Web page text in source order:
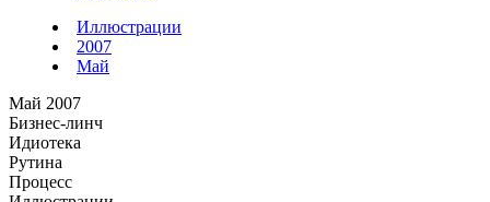
Иллюстрации
2007
Май
Май 2007
Бизнес-линч
Идиотека
Рутина
Процесс